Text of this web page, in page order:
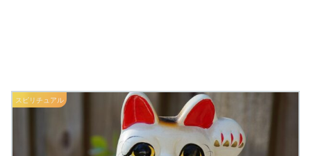
スピリチュアル